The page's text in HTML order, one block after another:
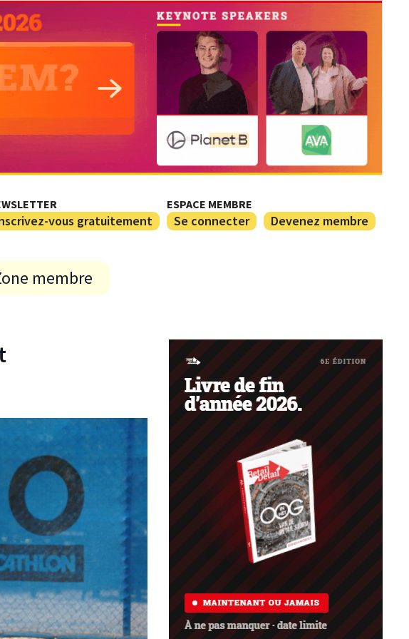
vous gratuitement
ESPACE MEMBRE
Se connecter Devenez membre
membre